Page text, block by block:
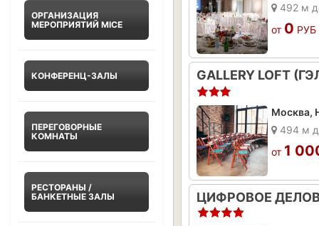
ОРГАНИЗАЦИЯ
МЕРОПРИЯТИЙ MICE
КОНФЕРЕНЦ-ЗАЛЫ
ПЕРЕГОВОРНЫЕ
КОМНАТЫ
РЕСТОРАНЫ /
БАНКЕТНЫЕ ЗАЛЫ
492 м
от 0 РУБ
GALLERY LOFT
Москва,
494 м
от 1